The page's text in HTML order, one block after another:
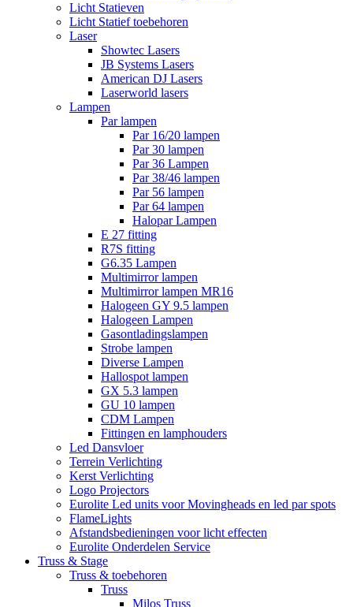
Licht Statieven
Licht Statief toebehoren
Laser
Showtec Lasers
JB Systems Lasers
American DJ Lasers
Laserworld lasers
Lampen
Par lampen
Par 16/20 lampen
Par 30 lampen
Par 36 Lampen
Par 38/46 lampen
Par 56 lampen
Par 64 lampen
Halopar Lampen
E 27 fitting
R7S fitting
G6.35 Lampen
Multimirror lampen
Multimirror lampen MR16
Halogeen GY 9.5 lampen
Halogeen Lampen
Gasontladingslampen
Strobe lampen
Diverse Lampen
Hallospot lampen
GX 5.3 lampen
GU 10 lampen
CDM Lampen
Fittingen en lamphouders
Led Dansvloer
Terrein Verlichting
Kerst Verlichting
Logo Projectors
Eurolite Led units voor Movingheads en led par spots
FlameLights
Afstandsbedieningen voor licht effecten
Eurolite Onderdelen Service
Truss & Stage
Truss & toebehoren
Truss
Milos Truss